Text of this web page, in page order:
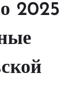
2025